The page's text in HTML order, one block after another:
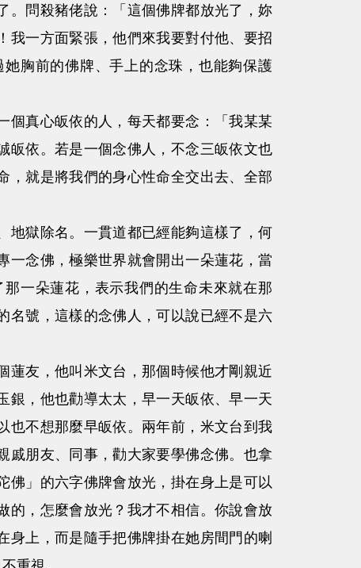
問殺豬佬說：「這個佛牌都放光了，妳
我一方面緊張，他們來我要對付他、要招
胸前的佛牌、手上的念珠，也能夠保護
真心皈依的人，每天都要念：「我某某
皈依。若是一個念佛人，不念三皈依文也
，就是將我們的身心性命全交出去、全部
獄除名。一貫道都已經能夠這樣了，何
一念佛，極樂世界就會開出一朵蓮花，當
一朵蓮花，表示我們的生命未來就在那
名號，這樣的念佛人，可以說已經不是六
友，他叫米文台，那個時候他才剛親近
銀，他也勸導太太，早一天皈依、早一天
也不想那麼早皈依。兩年前，米文台到我
戚朋友、同事，勸大家要學佛念佛。也拿
佛」的六字佛牌會放光，掛在身上是可以
的，怎麼會放光？我才不相信。你說會放
上，而是隨手把佛牌掛在她房間門的喇